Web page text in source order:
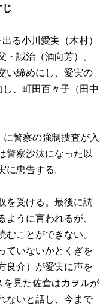
る小川愛実（木村）
誠治（酒向芳）。
い締めにし、愛実の
、町田百々子（田中
警察の強制捜査が入
警察沙汰になった以
忠告する。
を受ける。最後に調
うに言われるが、
ことができない。
ていないかとくぎを
良介）が愛実に声を
見た佐倉はカヲルが
ないと話し、今まで